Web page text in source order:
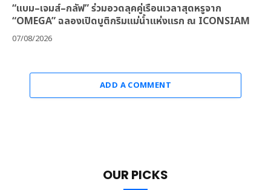
“แบม–เจมส์–กลัฟ” ร่วมอวดลุคคู่เรือนเวลาสุดหรูจาก
“OMEGA” ฉลองเปิดบูติกริมแม่น้ำแห่งแรก ณ ICONSIAM
07/08/2026
ADD A COMMENT
OUR PICKS